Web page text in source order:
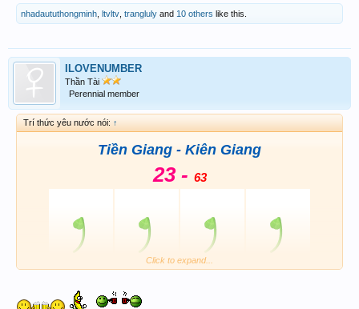
nhadaututhongminh ltvltv trangluly and 10 others like this.
ILOVENUMBER
Thần Tài
Perennial member
Trí thức yêu nước nói: ↑
Tiền Giang - Kiên Giang
23 - 63
View attachment 83305
Click to expand...